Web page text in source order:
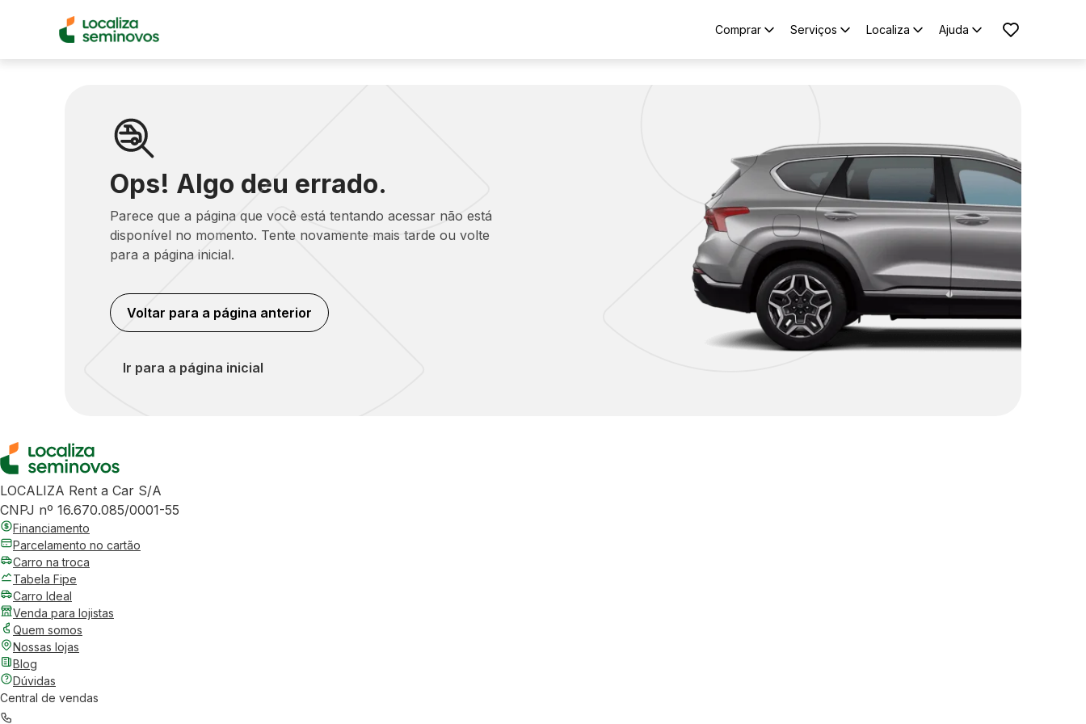
Comprar Serviços Localiza Ajuda
Ops! Algo deu errado.
Parece que a página que você está tentando acessar não está
disponível no momento. Tente novamente mais tarde ou volte
para a página inicial.
Voltar para a página anterior
Ir para a página inicial
LOCALIZA Rent a Car S/A
CNPJ nº 16.670.085/0001-55
Financiamento
Parcelamento no cartão
Carro na troca
Tabela Fipe
Carro Ideal
Venda para lojistas
Quem somos
Nossas lojas
Blog
Dúvidas
Central de vendas